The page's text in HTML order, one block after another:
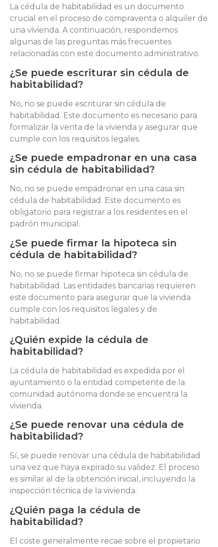
La cédula de habitabilidad es un documento
crucial en el proceso de compraventa o alquiler de
una vivienda. A continuación, respondemos
algunas de las preguntas más frecuentes
relacionadas con este documento administrativo.
¿Se puede escriturar sin cédula de
habitabilidad?
No, no se puede escriturar sin cédula de
habitabilidad. Este documento es necesario para
formalizar la venta de la vivienda y asegurar que
cumple con los requisitos legales.
¿Se puede empadronar en una casa
sin cédula de habitabilidad?
No, no se puede empadronar en una casa sin
cédula de habitabilidad. Este documento es
obligatorio para registrar a los residentes en el
padrón municipal.
¿Se puede firmar la hipoteca sin
cédula de habitabilidad?
No, no se puede firmar hipoteca sin cédula de
habitabilidad. Las entidades bancarias requieren
este documento para asegurar que la vivienda
cumple con los requisitos legales y de
habitabilidad.
¿Quién expide la cédula de
habitabilidad?
La cédula de habitabilidad es expedida por el
ayuntamiento o la entidad competente de la
comunidad autónoma donde se encuentra la
vivienda.
¿Se puede renovar una cédula de
habitabilidad?
Sí, se puede renovar una cédula de habitabilidad
una vez que haya expirado su validez. El proceso
es similar al de la obtención inicial, incluyendo la
inspección técnica de la vivienda.
¿Quién paga la cédula de
habitabilidad?
El coste generalmente recae sobre el propietario